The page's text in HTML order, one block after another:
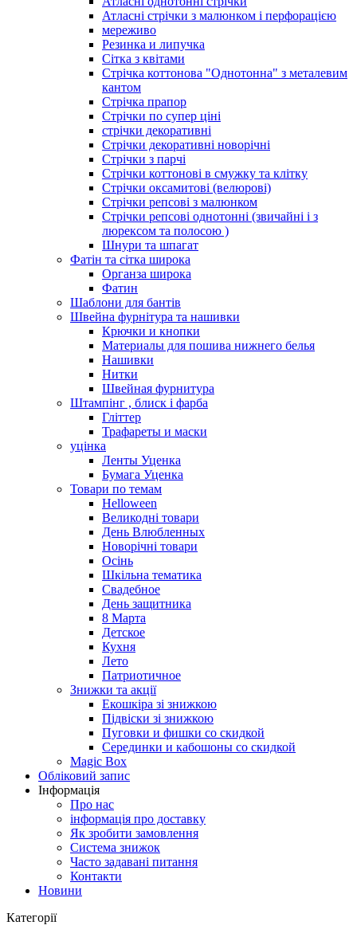
Атласні стрічки з малюнком і перфорацією
мереживо
Резинка и липучка
Сітка з квітами
Стрічка коттонова "Однотонна" з металевим
кантом
Стрічка прапор
Стрічки по супер ціні
стрічки декоративні
Стрічки декоративні новорічні
Стрічки з парчі
Стрічки коттонові в смужку та клітку
Стрічки оксамитові (велюрові)
Стрічки репсові з малюнком
Стрічки репсові однотонні (звичайні і з
люрексом та полосою )
Шнури та шпагат
Фатін та сітка широка
Органза широка
Фатин
Шаблони для бантів
Швейна фурнітура та нашивки
Крючки и кнопки
Материалы для пошива нижнего белья
Нашивки
Нитки
Швейная фурнитура
Штампінг , блиск і фарба
Гліттер
Трафареты и маски
уцінка
Ленты Уценка
Бумага Уценка
Товари по темам
Helloween
Великодні товари
День Влюбленных
Новорічні товари
Осінь
Шкільна тематика
Свадебное
День защитника
8 Марта
Детское
Кухня
Лето
Патриотичное
Знижки та акції
Екошкіра зі знижкою
Підвіски зі знижкою
Пуговки и фишки со скидкой
Серединки и кабошоны со скидкой
Magic Box
Обліковий запис
Інформація
Про нас
інформація про доставку
Як зробити замовлення
Система знижок
Часто задавані питання
Контакти
Новини
Категорії